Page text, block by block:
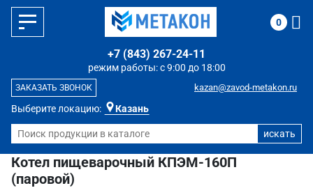
Выберите локацию: Казань
режим работы: с 9:00 до 18:00
+7 (843) 267-24-11
kazan@zavod-metakon.ru
ЗАКАЗАТЬ ЗВОНОК
0
Котел пищеварочный КПЭМ-160П
(паровой)